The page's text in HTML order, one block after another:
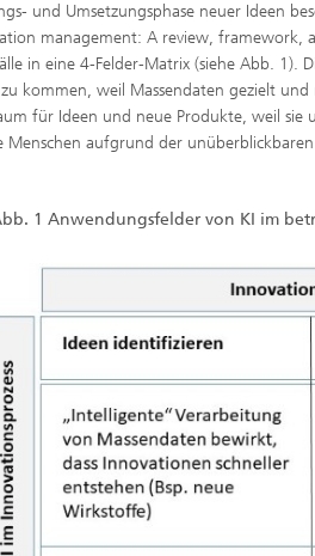
und Umsetzungsphase neuer Ideen
management: A review, framework,
in eine 4-Felder-Matrix (siehe Abb. 1).
kommen, weil Massendaten gezielt
für Ideen und neue Produkte, weil sie
Menschen aufgrund der
1 Anwendungsfelder von KI im